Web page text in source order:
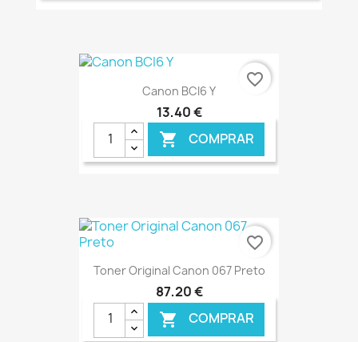
Canon BCI6 Y
13,40 €
 COMPRAR
€ ONLINE
favorite_border
Toner Original Canon 067 Preto
87,20 €
 COMPRAR
favorite_border